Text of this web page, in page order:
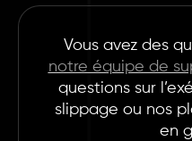
Vous avez des
notre équipe de
questions sur
slippage ou nos
en